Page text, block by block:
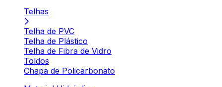
Telhas
Telha de PVC
Telha de Plástico
Telha de Fibra de Vidro
Toldos
Chapa de Policarbonato